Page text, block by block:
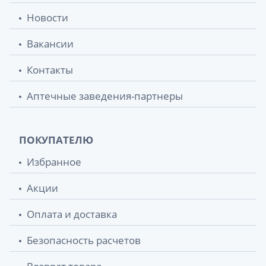
Бинт 5512 мед эласт сред растяж
120ммх5,0м
350.20 грн.
Бандаж 3004 д/руки поддерж косын
повязка детск р1 серый
Бандаж 3004 д/руки поддерж косын
358.60 грн.
Бандаж 2033 поддерж согрев овечий р2
(85-95) серый
Бандаж 2036 противогрыжевой паховый
л р4
Ортез на палец руки (шина) р1 черн 3071 400.20 грн.
Бандаж 4068 на лучезапястный суст р1
403.60 грн.
Новости
Вакансии
Контакты
Аптечные заведения-партнеры
ПОКУПАТЕЛЮ
Избранное
Акции
Оплата и доставка
Безопасность расчетов